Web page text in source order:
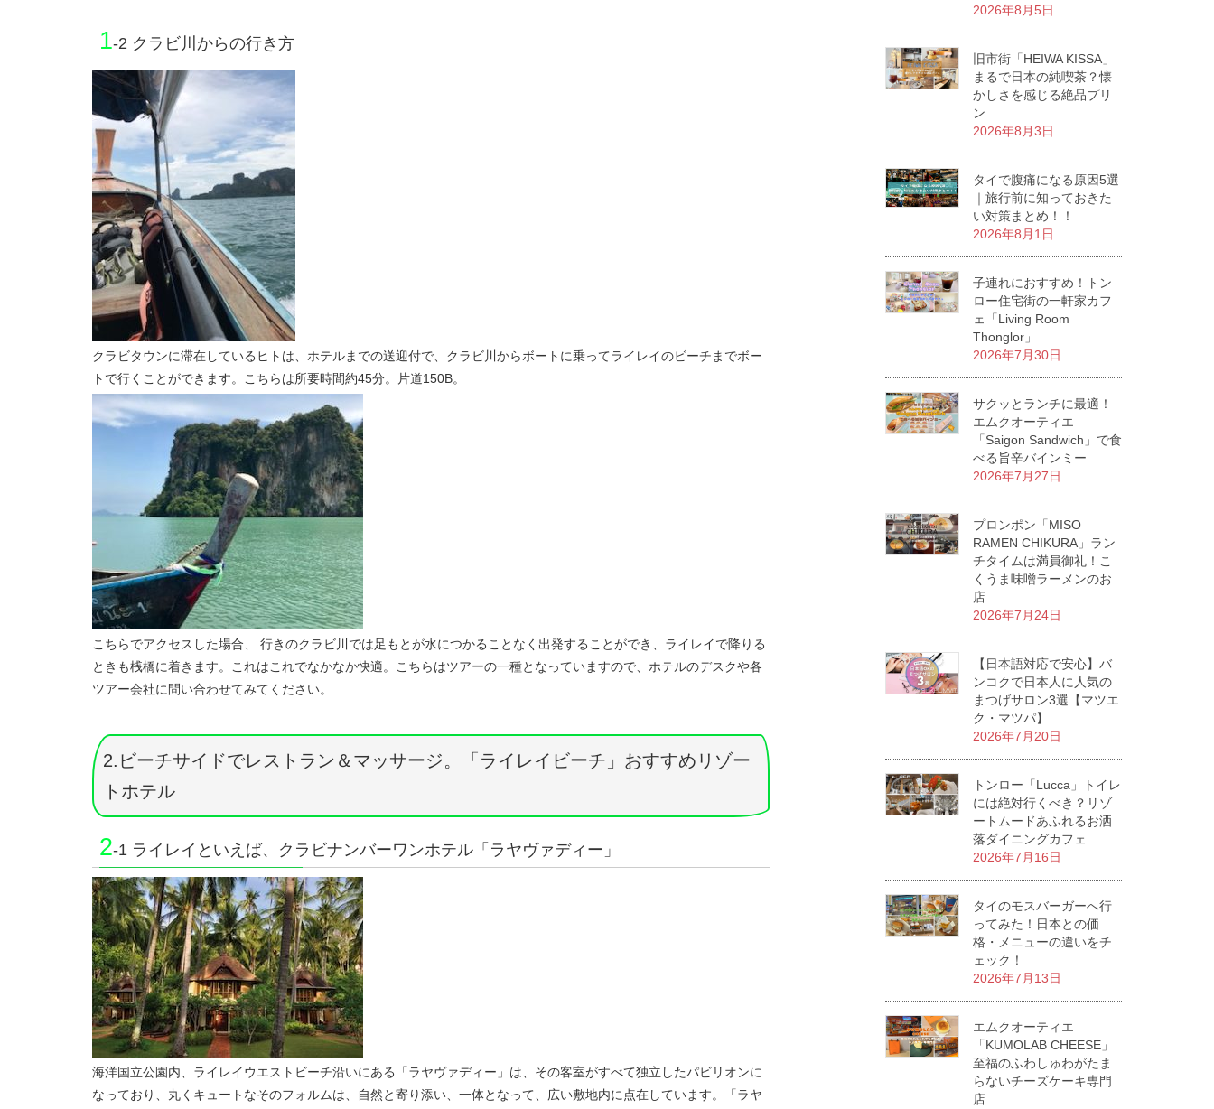
1-2 クラビ川からの行き方
クラビタウンに滞在しているヒトは、ホテルまでの送迎付で、クラビ川からボートに乗ってライレイのビーチまでボー
トで行くことができます。こちらは所要時間約45分。片道150B。
こちらでアクセスした場合、 行きのクラビ川では足もとが水につかることなく出発することができ、ライレイで降りる
ときも桟橋に着きます。これはこれでなかなか快適。こちらはツアーの一種となっていますので、ホテルのデスクや各
ツアー会社に問い合わせてみてください。
2.ビーチサイドでレストラン＆マッサージ。「ライレイビーチ」おすすめリゾー
トホテル
2-1 ライレイといえば、クラビナンバーワンホテル「ラヤヴァディー」
海洋国立公園内、ライレイウエストビーチ沿いにある「ラヤヴァディー」は、その客室がすべて独立したパビリオンに
なっており、丸くキュートなそのフォルムは、自然と寄り添い、一体となって、広い敷地内に点在しています。「ラヤ
2026年8月5日
旧市街「HEIWA KISSA」
まるで日本の純喫茶？懐
かしさを感じる絶品プリ
ン
2026年8月3日
タイで腹痛になる原因5選
｜旅行前に知っておきた
い対策まとめ！！
2026年8月1日
子連れにおすすめ！トン
ロー住宅街の一軒家カフ
ェ「Living Room
Thonglor」
2026年7月30日
サクッとランチに最適！
エムクオーティエ
「Saigon Sandwich」で食
べる旨辛バインミー
2026年7月27日
プロンポン「MISO
RAMEN CHIKURA」ラン
チタイムは満員御礼！こ
くうま味噌ラーメンのお
店
2026年7月24日
【日本語対応で安心】バ
ンコクで日本人に人気の
まつげサロン3選【マツエ
ク・マツパ】
2026年7月20日
トンロー「Lucca」トイレ
には絶対行くべき？リゾ
ートムードあふれるお洒
落ダイニングカフェ
2026年7月16日
タイのモスバーガーへ行
ってみた！日本との価
格・メニューの違いをチ
ェック！
2026年7月13日
エムクオーティエ
「KUMOLAB CHEESE」
至福のふわしゅわがたま
らないチーズケーキ専門
店